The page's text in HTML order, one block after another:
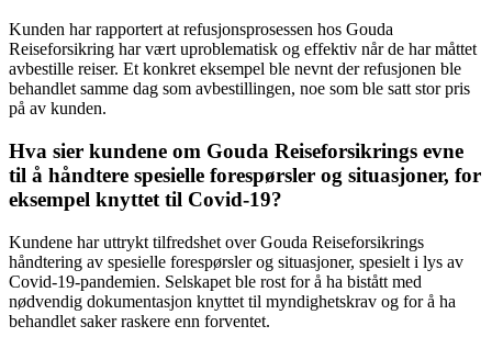
Kunden har rapportert at refusjonsprosessen hos Gouda
Reiseforsikring har vært uproblematisk og effektiv når de har måttet
avbestille reiser. Et konkret eksempel ble nevnt der refusjonen ble
behandlet samme dag som avbestillingen, noe som ble satt stor pris
på av kunden.
Hva sier kundene om Gouda Reiseforsikrings evne
til å håndtere spesielle forespørsler og situasjoner, for
eksempel knyttet til Covid-19?
Kundene har uttrykt tilfredshet over Gouda Reiseforsikrings
håndtering av spesielle forespørsler og situasjoner, spesielt i lys av
Covid-19-pandemien. Selskapet ble rost for å ha bistått med
nødvendig dokumentasjon knyttet til myndighetskrav og for å ha
behandlet saker raskere enn forventet.